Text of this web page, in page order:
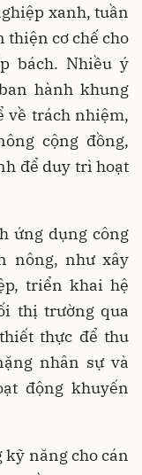
xanh, tuần
thiện cơ chế cho
bách. Nhiều ý
hành khung
về trách nhiệm,
cộng đồng,
để duy trì hoạt
ứng dụng công
nông, như xây
triển khai hệ
thị trường qua
thực để thu
nhân sự và
động khuyến
kỹ năng cho cán